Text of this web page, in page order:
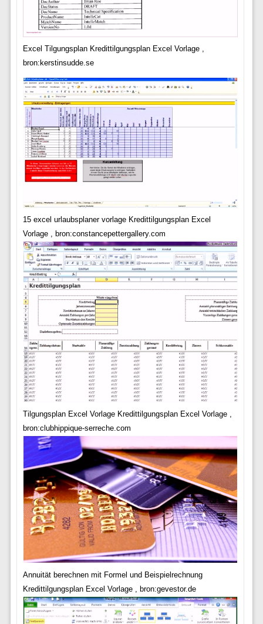
Excel Tilgungsplan Kredittilgungsplan Excel Vorlage ,
bron:kerstinsudde.se
15 excel urlaubsplaner vorlage Kredittilgungsplan Excel
Vorlage , bron:constancepettergallery.com
Tilgungsplan Excel Vorlage Kredittilgungsplan Excel Vorlage ,
bron:clubhippique-serreche.com
Annuität berechnen mit Formel und Beispielrechnung
Kredittilgungsplan Excel Vorlage , bron:gevestor.de